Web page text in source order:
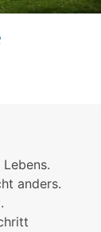
anders.